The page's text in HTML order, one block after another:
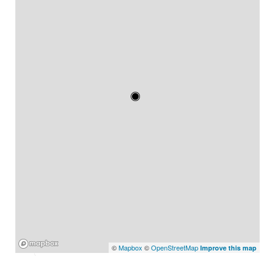
©Mapbox ©OpenStreetMap Improve this map